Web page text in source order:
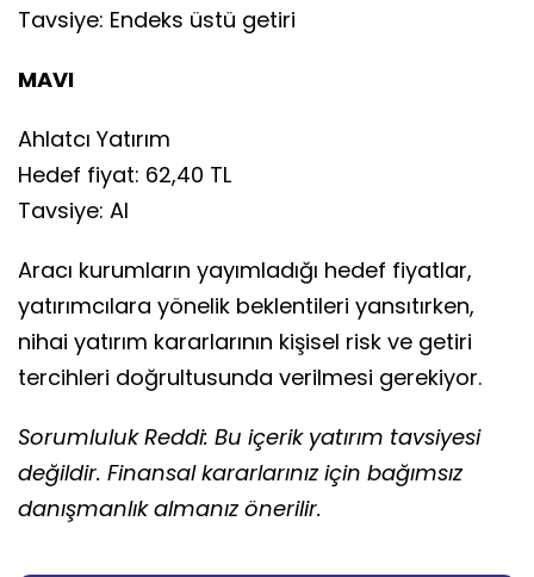
Tavsiye: Endeks üstü getiri
MAVI
Ahlatcı Yatırım
Hedef fiyat: 62,40 TL
Tavsiye: Al
Aracı kurumların yayımladığı hedef fiyatlar,
yatırımcılara yönelik beklentileri yansıtırken,
nihai yatırım kararlarının kişisel risk ve getiri
tercihleri doğrultusunda verilmesi gerekiyor.
Sorumluluk Reddi: Bu içerik yatırım tavsiyesi
değildir. Finansal kararlarınız için bağımsız
danışmanlık almanız önerilir.